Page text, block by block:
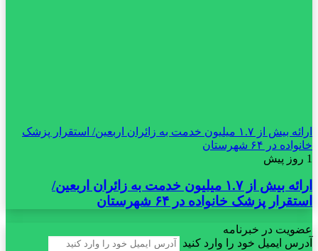
ارائه بیش از ۱.۷ میلیون خدمت به زائران اربعین/ استقرار پزشک
خانواده در ۶۴ شهرستان
1 روز پیش
ارائه بیش از ۱.۷ میلیون خدمت به زائران اربعین/
استقرار پزشک خانواده در ۶۴ شهرستان
عضویت در خبرنامه
آدرس ایمیل خود را وارد کنید